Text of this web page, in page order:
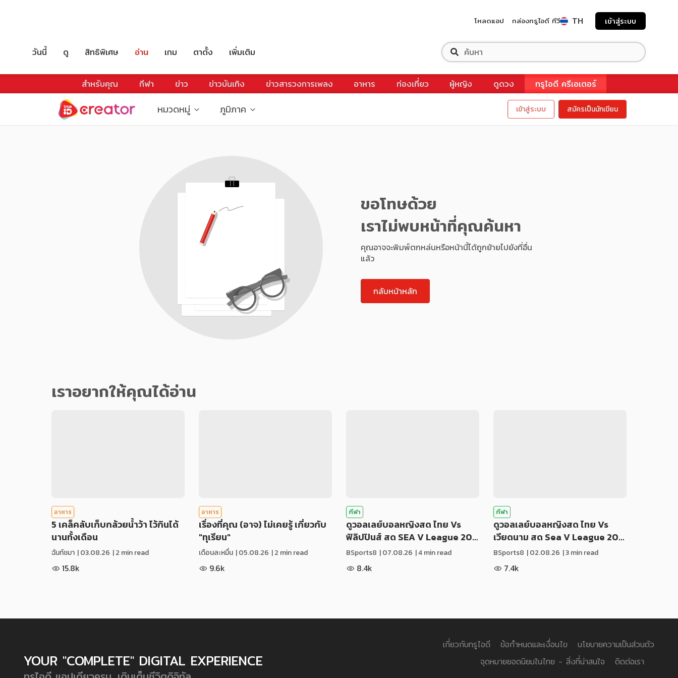
โหลดแอป กล่องทรูไอดี ทีวี TH เข้าสู่ระบบ
วันนี้ ดู สิทธิพิเศษ อ่าน เกม ตาตั้ง เพิ่มเติม
สำหรับคุณ กีฬา ข่าว ข่าวบันเทิง ข่าวสารวงการเพลง อาหาร ท่องเที่ยว ผู้หญิง ดูดวง ทรูไอดี ครีเอเตอร์
หมวดหมู่ ภูมิภาค เข้าสู่ระบบ สมัครเป็นนักเขียน
ขอโทษด้วย
เราไม่พบหน้าที่คุณค้นหา
คุณอาจจะพิมพ์ตกหล่นหรือหน้านี้ได้ถูกย้ายไปยังที่อื่น
แล้ว
กลับหน้าหลัก
เราอยากให้คุณได้อ่าน
อาหาร
5 เคล็คลับเก็บกล้วยน้ำว้า ไว้กินได้
นานทั้งเดือน
ฉันท์ชมา |03.08.26 | 2 min read
15.8k
อาหาร
เรื่องที่คุณ (อาจ) ไม่เคยรู้ เกี่ยวกับ
"ทุเรียน"
เดือนละหมื่น |05.08.26 | 2 min read
9.6k
กีฬา
ดูวอลเลย์บอลหญิงสด ไทย Vs
ฟิลิปปินส์ สด SEA V League 20…
BSports8 |07.08.26 | 4 min read
8.4k
กีฬา
ดูวอลเลย์บอลหญิงสด ไทย Vs
เวียดนาม สด Sea V League 20…
BSports8 |02.08.26 | 3 min read
7.4k
YOUR "COMPLETE" DIGITAL EXPERIENCE
เกี่ยวกับทรูไอดี ข้อกำหนดและเงื่อนไข
นโยบายความเป็นส่วนตัว
จุดหมายยอดนิยมในไทย - สิ่งที่น่าสนใจ
ติดต่อเรา